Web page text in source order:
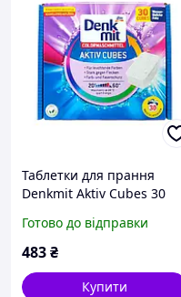
Таблетки для прання
Denkmit Aktiv Cubes 30
Готово до відправки
483₴
Купити